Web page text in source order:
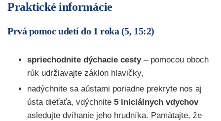
Praktické informácie
Prvá pomoc udetí do 1 roka (5, 15:2)
spriechodnite dýchacie cesty– pomocou oboch
rúk udržiavajte záklon hlavičky,
nadýchnite sa aústami poriadne prekryte nos aj
ústa dieťaťa, vdýchnite 5 iniciálnych vdychov
asledujte dvíhanie jeho hrudníka. Pamätajte, že